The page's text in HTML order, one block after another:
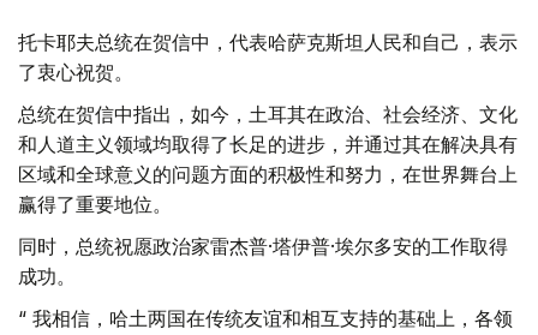
托卡耶夫总统在贺信中，代表哈萨克斯坦人民和自己，表示
了衷心祝贺。
总统在贺信中指出，如今，土耳其在政治、社会经济、文化
和人道主义领域均取得了长足的进步，并通过其在解决具有
区域和全球意义的问题方面的积极性和努力，在世界舞台上
赢得了重要地位。
同时，总统祝愿政治家雷杰普·塔伊普·埃尔多安的工作取得
成功。
“ 我相信，哈土两国在传统友谊和相互支持的基础上，各领